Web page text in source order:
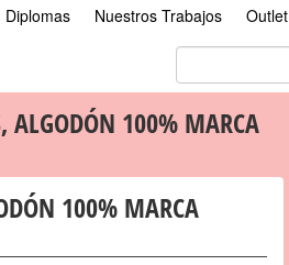
Diplomas Nuestros Trabajos Outlet
ALGODÓN 100% MARCA
100% MARCA